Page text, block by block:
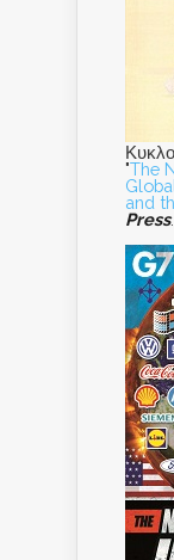
"The
and
Press